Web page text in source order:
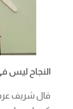
النجاح ليس
قال شريف